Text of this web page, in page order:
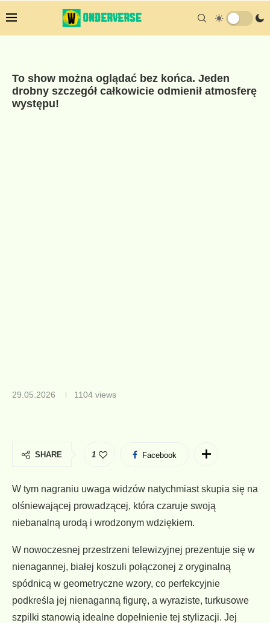
To show można oglądać bez końca. Jeden
drobny szczegół całkowicie odmienił atmosferę
występu!
29.05.2026 1104 views
SHARE 1 Facebook
W tym nagraniu uwaga widzów natychmiast skupia się na
olśniewającej prowadzącej, która czaruje swoją
niebanalną urodą i wrodzonym wdziękiem.
W nowoczesnej przestrzeni telewizyjnej prezentuje się w
nienagannej, białej koszuli połączonej z oryginalną
spódnicą w geometryczne wzory, co perfekcyjnie
podkreśla jej nienaganną figurę, a wyraziste, turkusowe
szpilki stanowią idealne dopełnienie tej stylizacji. Jej